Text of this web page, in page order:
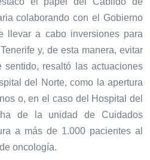
colaborando con el Gobierno
llevar a cabo inversiones para
y, de esta manera, evitar
sentido, resaltó las actuaciones
del Norte, como la apertura
o, en el caso del Hospital del
de la unidad de Cuidados
a más de 1.000 pacientes al
oncología.